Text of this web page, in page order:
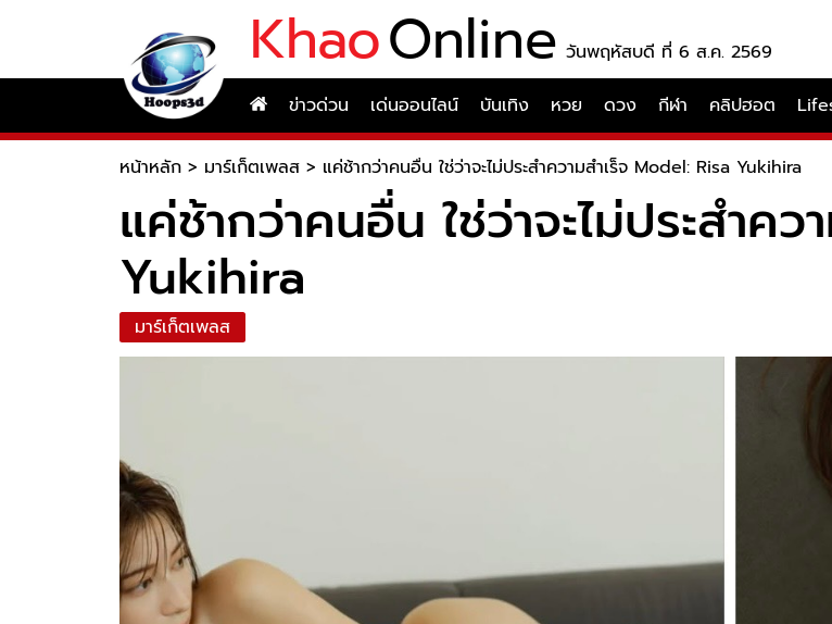
KhaoOnline วันพฤหัสบดี ที่ 6 ส.ค. 2569
ข่าวด่วน เด่นออนไลน์ บันเทิง หวย ดวง กีฬา คลิปฮอต
หน้าหลัก > มาร์เก็ตเพลส > แค่ช้ากว่าคนอื่น ใช่ว่าจะไม่ประสำความสำเร็จ Model: Risa Yukihira
แค่ช้ากว่าคนอื่น ใช่ว่าจะไม่ประสำค
Yukihira
มาร์เก็ตเพลส